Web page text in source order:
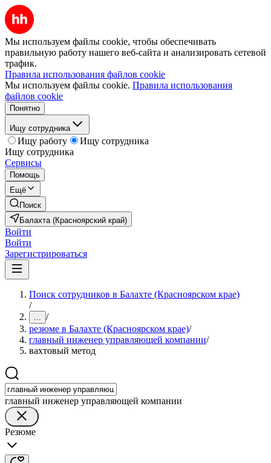
Мы используем файлы cookie, чтобы обеспечивать
правильную работу нашего веб-сайта и анализировать сетевой
трафик.
Правила использования файлов cookie
Мы используем файлы cookie. Правила использования
файлов cookie
Понятно
Ищу сотрудника
Ищу работу
Ищу сотрудника
Ищу сотрудника
Сервисы
Помощь
Ещё
Поиск
Балахта (Красноярский край)
Войти
Войти
Зарегистрироваться
Поиск сотрудников в Балахте (Красноярском крае)
/
... /
резюме в Балахте (Красноярском крае)/
главный инженер управляющей компании/
вахтовый метод
главный инженер управляющей компании
Резюме